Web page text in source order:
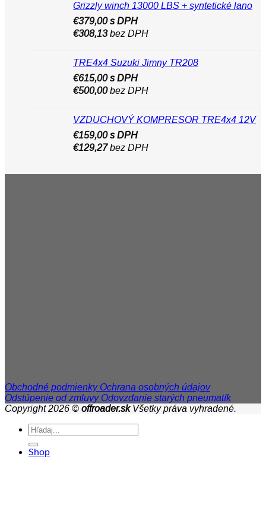
Grizzly winch 13000 LBS + syntetické lano
€379,00s DPH
€308,13bez DPH
TRE4x4 Suzuki Jimny TR208
€615,00s DPH
€500,00bez DPH
VZDUCHOVÝ KOMPRESOR TRE4x4 12V
€159,00s DPH
€129,27bez DPH
Obchodné podmienky Ochrana osobných údajov
Odstúpenie od zmluvy Odovzdanie starých pneumatík
Copyright 2026 © offroader.skVšetky práva vyhradené.
Hľadať:
Shop